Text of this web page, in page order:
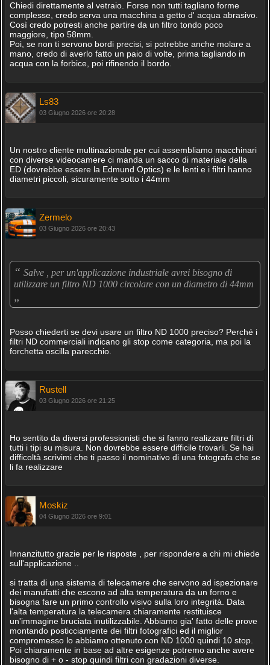
Chiedi direttamente al vetraio. Forse non tutti tagliano forme
complesse, credo serva una macchina a getto d' acqua abrasivo.
Così credo potresti anche partire da un filtro tondo poco
maggiore, tipo 58mm.
Poi, se non ti servono bordi precisi, si potrebbe anche molare a
mano, credo di averlo fatto un paio di volte, prima tagliando in
acqua con la forbice, poi rifinendo il bordo.
Ls83
03 Giugno 2026 ore 20:28
Un nostro cliente multinazionale per cui assembliamo macchinari
con diverse videocamere ci manda un sacco di materiale della
ED (dovrebbe essere la Edmund Optics) e le lenti e i filtri hanno
diametri piccoli, sicuramente sotto i 44mm
Zermelo
03 Giugno 2026 ore 20:43
“ Salve , per un'applicazione industriale avrei bisogno di
utilizzare un filtro ND 1000 circolare con un diametro di 44mm
„
Posso chiederti se devi usare un filtro ND 1000 preciso? Perché i
filtri ND commerciali indicano gli stop come categoria, ma poi la
forchetta oscilla parecchio.
Rustell
03 Giugno 2026 ore 21:25
Ho sentito da diversi professionisti che si fanno realizzare filtri di
tutti i tipi su misura. Non dovrebbe essere difficile trovarli. Se hai
difficoltà scrivimi che ti passo il nominativo di una fotografa che se
li fa realizzare
Moskiz
04 Giugno 2026 ore 9:01
Innanzitutto grazie per le risposte , per rispondere a chi mi chiede
sull'applicazione ..
si tratta di una sistema di telecamere che servono ad ispezionare
dei manufatti che escono ad alta temperatura da un forno e
bisogna fare un primo controllo visivo sulla loro integrità. Data
l'alta temperatura la telecamera chiaramente restituisce
un'immagine bruciata inutilizzabile. Abbiamo gia' fatto delle prove
montando posticciamente dei filtri fotografici ed il miglior
compromesso lo abbiamo ottenuto con ND 1000 quindi 10 stop.
Poi chiaramente in base ad altre esigenze potremo anche avere
bisogno di + o - stop quindi filtri con gradazioni diverse.